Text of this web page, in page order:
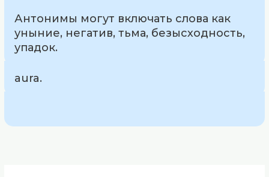
Антонимы могут включать слова как
уныние, негатив, тьма, безысходность,
упадок.
aura.